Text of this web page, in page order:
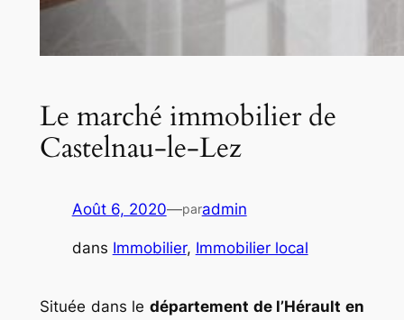
Le marché immobilier de
Castelnau-le-Lez
Août 6, 2020—paradmin
dans Immobilier, Immobilier local
Située dans le département de l’Hérault en